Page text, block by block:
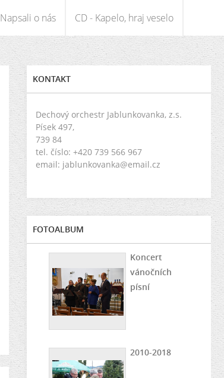
Napsali o nás CD - Kapelo, hraj veselo
KONTAKT
Dechový orchestr Jablunkovanka, z.s.
Písek 497,
739 84
tel. číslo: +420 739 566 967
email: jablunkovanka@email.cz
FOTOALBUM
Koncert
vánočních
písní
2010-2018